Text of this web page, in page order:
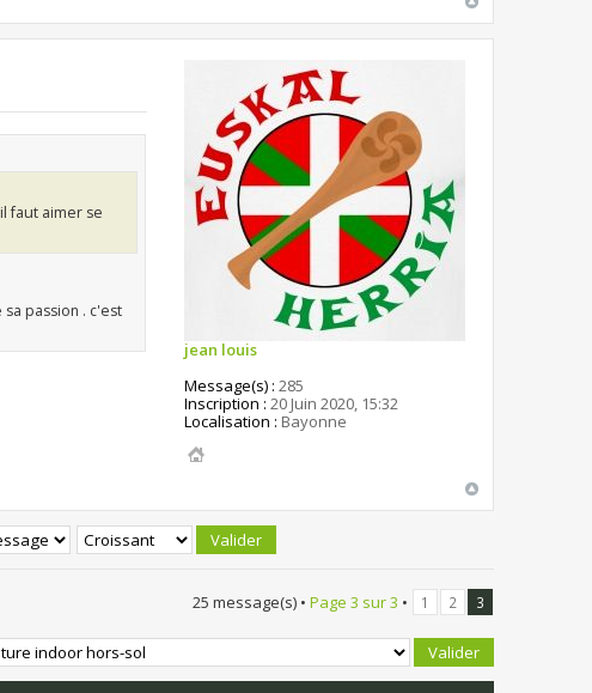
faut aimer se
passion . c'est
jean louis
Message(s) : 285
Inscription : 20 Juin 2020, 15:32
Localisation : Bayonne
25 message(s) • Page 3 sur3 • 1 2 3